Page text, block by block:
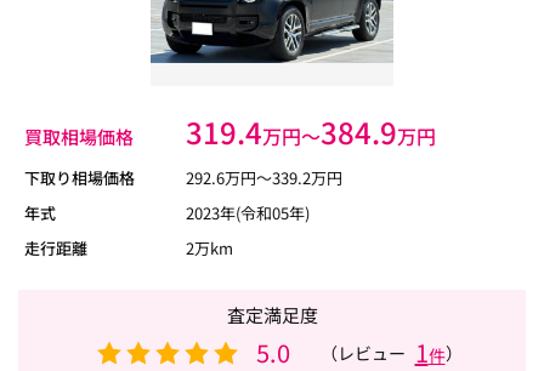
買取相場価格 319.4万円〜384.9万円
下取り相場価格 292.6万円〜339.2万円
年式
2023年(令和05年)
走行距離
2万km
査定満足度
5.0 （レビュー 1件）